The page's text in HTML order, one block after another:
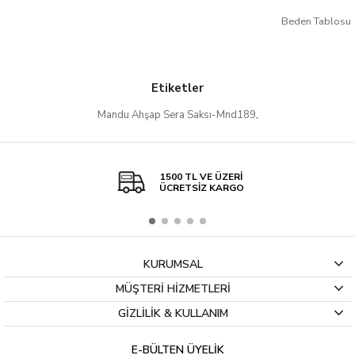
Beden Tablosu
Etiketler
Mandu Ahşap Sera Saksı-Mnd189,
1500 TL VE ÜZERİ
ÜCRETSİZ KARGO
KURUMSAL
MÜŞTERİ HİZMETLERİ
GİZLİLİK & KULLANIM
E-BÜLTEN ÜYELİK